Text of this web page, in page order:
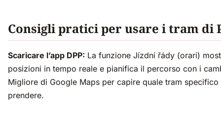
Consigli pratici per usare i tram di
Scaricare l’app DPP: La funzione Jízdní řády (orari)
posizioni in tempo reale e pianifica il percorso con i
Migliore di Google Maps per capire quale tram specifico
prendere.